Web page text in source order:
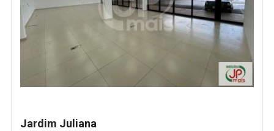
Jardim Juliana